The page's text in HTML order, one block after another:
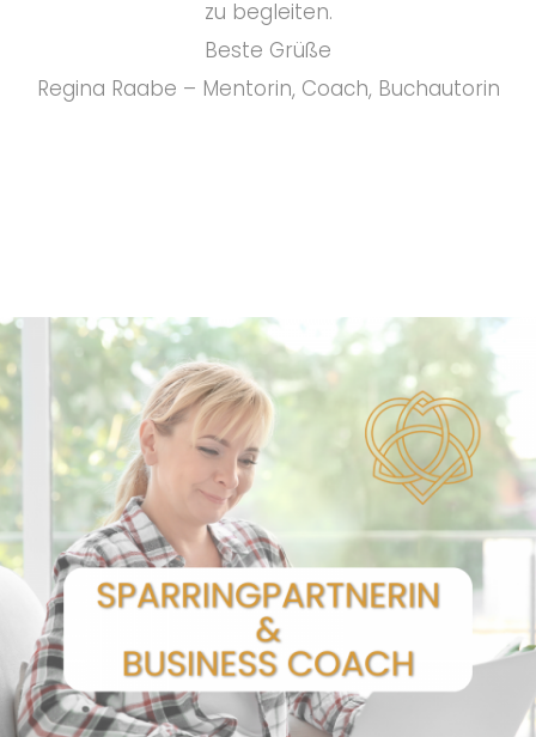
zu begleiten.
Beste Grüße
Regina Raabe – Mentorin, Coach, Buchautorin